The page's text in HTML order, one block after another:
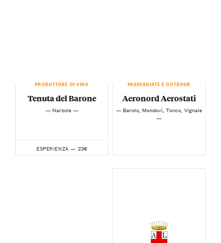
PRODUTTORE DI VINO
Tenuta del Barone
— Narzole —
ESPERIENZA — 23€
PASSEGGIATE E OUTDOOR
Aeronord Aerostati
— Barolo, Mondovì, Tonco, Vignale
—